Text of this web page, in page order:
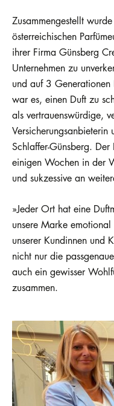
Zusammengestellt
österreichischen
ihrer Firma Günsberg
Unternehmen zu
und auf 3
war es, einen Duft zu
als vertrauenswürdige,
Versicherungsanbieterin
Schlaffer-Günsberg.
einigen Wochen in der
und sukzessive an
»Jeder Ort hat eine
unsere Marke
unserer Kundinnen und
nicht nur die
auch ein gewisser
zusammen.